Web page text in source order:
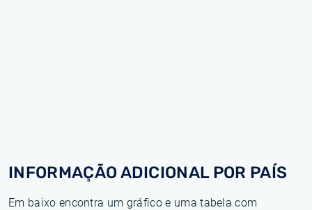
INFORMAÇÃO ADICIONAL POR PAÍS
Em baixo encontra um gráfico e uma tabela com